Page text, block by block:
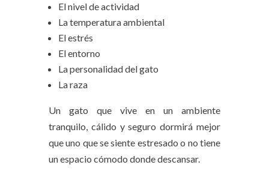
El nivel de actividad
La temperatura ambiental
El estrés
El entorno
La personalidad del gato
La raza
Un gato que vive en un ambiente
tranquilo, cálido y seguro dormirá mejor
que uno que se siente estresado o no tiene
un espacio cómodo donde descansar.